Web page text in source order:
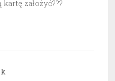
założyć???